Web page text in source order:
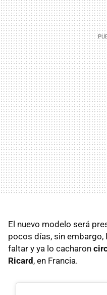
El nuevo modelo será
pocos días, sin
faltar y ya lo cacharon
Ricard, en Francia.